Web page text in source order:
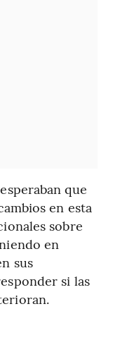
que
en esta
sobre
en
sus
si las